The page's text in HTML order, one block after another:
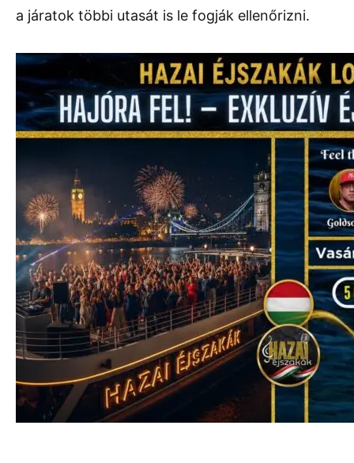
a járatok többi utasát is le fogják ellenőrizni.